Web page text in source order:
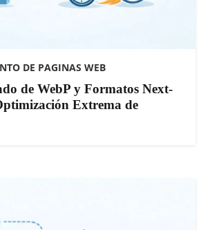
DE PAGINAS WEB
de WebP y Formatos Next-
Extrema de